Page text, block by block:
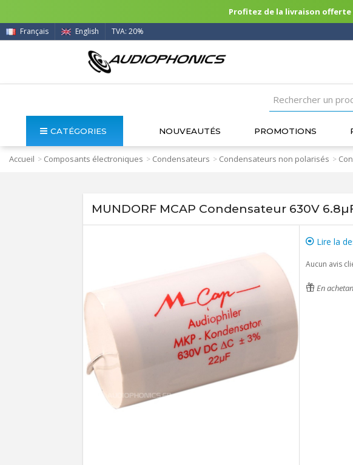
Profitez de la livraison offerte
Français English TVA: 20%
CATÉGORIES NOUVEAUTÉS PROMOTIONS
Accueil > Composants électroniques > Condensateurs > Condensateurs non polarisés >
MUNDORF MCAP Condensateur 630V
Lire la
Aucun avis
En